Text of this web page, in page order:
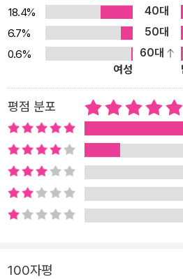
께 꿈꿀 수 있다면 SF는 우리에게 가능성의 공
확신 사이에서 글을 쓴다는 것 심완선이 만난 여섯 작가는 각자의 방
식으로 글을 쓴다. 작업 시간과 작업 공
지 모두 다르다. 하지만 글을 쓰는 즐거
다. 작가 경력이 20년에 가까운 김보영
일이 없다.”라며, 글을 쓰는 것보다 글을
말한다. “즐거움과 일이 맞닿아 있다.”
글이 저를 자꾸 다른 곳으로 보내요.”라
일을 통해 느끼는 성취감과 글을 통해
별한 일들을 나누기도 했다. 그러나 SF
는지는 아직도 확신할 수 없다. SF의 현
는 여섯 작가는 현실을 덤덤하게 이야
하게 전하면서도 서로의 글을 보며 얻은
18.4%
40대
6.7%
50대
0.6%
60대
여성
평점 분포
100자평